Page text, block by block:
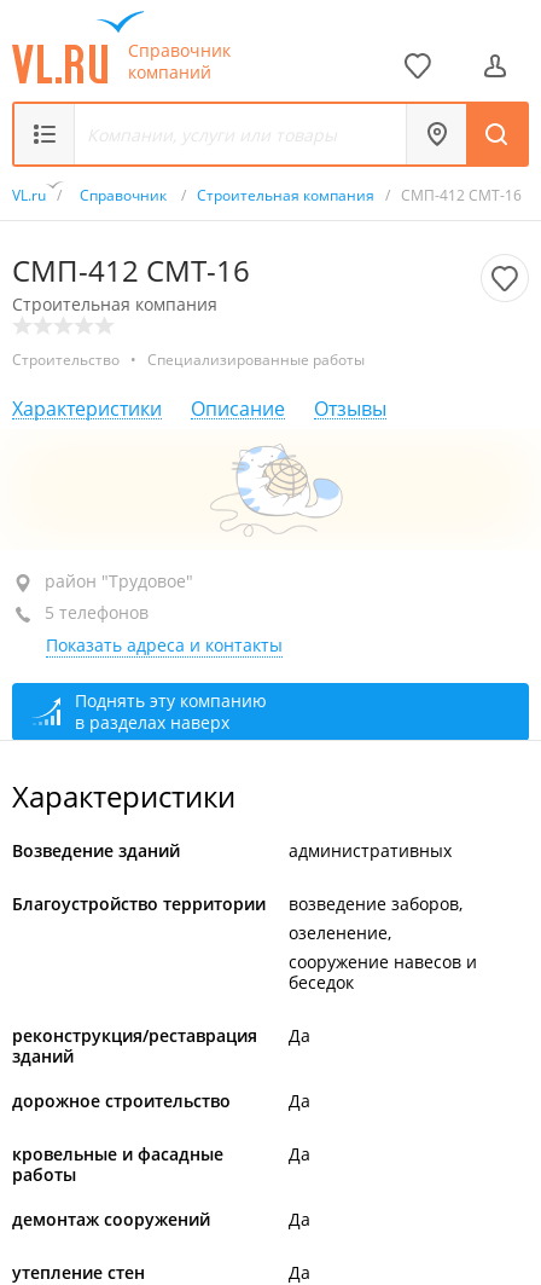
Справочник
компаний
VL.ru / Справочник / Строительная компания / СМП-412 СМТ-16
СМП-412 СМТ-16
Строительная компания
Строительство • Специализированные работы
Характеристики Описание Отзывы
район "Трудовое", ул. Путятинская, 135
+7 (423) 224-94-10
+7 (423) 224-94-14кадры
+7 (423) 238-05-95приёмная
+7 (423) 224-94-09начальник поезда
сегодня закрыто
район "Трудовое"
5 телефонов
Показать адреса и контакты
Поднять эту компанию
в разделах наверх
Характеристики
Возведение зданий административных
Благоустройство территории
возведение заборов
озеленение
сооружение навесов и
беседок
реконструкция/реставрация
зданий
Да
дорожное строительство Да
кровельные и фасадные
работы
Да
демонтаж сооружений Да
утепление стен Да